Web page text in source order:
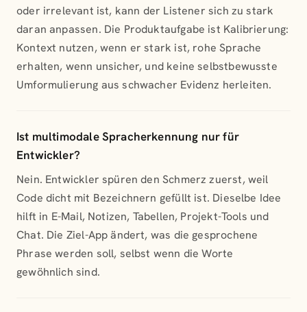
oder irrelevant ist, kann der Listener sich zu stark
daran anpassen. Die Produktaufgabe ist Kalibrierung:
Kontext nutzen, wenn er stark ist, rohe Sprache
erhalten, wenn unsicher, und keine selbstbewusste
Umformulierung aus schwacher Evidenz herleiten.
Ist multimodale Spracherkennung nur für
Entwickler?
Nein. Entwickler spüren den Schmerz zuerst, weil
Code dicht mit Bezeichnern gefüllt ist. Dieselbe Idee
hilft in E-Mail, Notizen, Tabellen, Projekt-Tools und
Chat. Die Ziel-App ändert, was die gesprochene
Phrase werden soll, selbst wenn die Worte
gewöhnlich sind.